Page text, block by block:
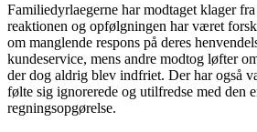
Familiedyrlaegerne har modtaget klager
reaktionen og opfølgningen har været
om manglende respons på deres
kundeservice, mens andre modtog løfter
der dog aldrig blev indfriet. Der har også
følte sig ignorerede og utilfredse med den
regningsopgørelse.